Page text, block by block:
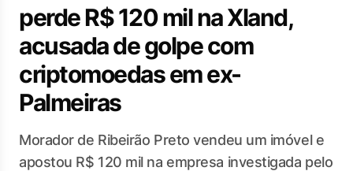
perde R$ 120 mil na Xland,
acusada de golpe com
criptomoedas em ex-
Palmeiras
Morador de Ribeirão Preto vendeu um imóvel e
apostou R$ 120 mil na empresa investigada pelo